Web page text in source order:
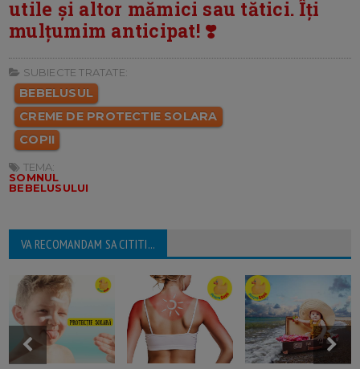
utile și altor mămici sau tătici. Îți
mulțumim anticipat! ❣️
SUBIECTE TRATATE:
BEBELUSUL
CREME DE PROTECTIE SOLARA
COPII
TEMA:
SOMNUL
BEBELUSULUI
VA RECOMANDAM SA CITITI...